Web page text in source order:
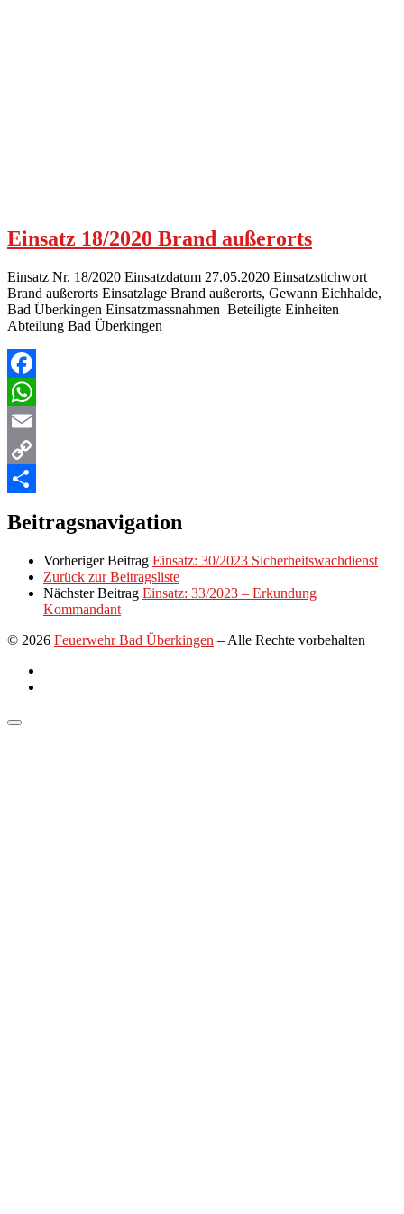
Einsatz 18/2020 Brand außerorts
Einsatz Nr. 18/2020 Einsatzdatum 27.05.2020 Einsatzstichwort
Brand außerorts Einsatzlage Brand außerorts, Gewann Eichhalde,
Bad Überkingen Einsatzmassnahmen Beteiligte Einheiten
Abteilung Bad Überkingen
Facebook
WhatsApp
Email
Copy
Beitragsnavigation
Vorheriger Beitrag Einsatz: 30/2023 Sicherheitswachdienst
Zurück zur Beitragsliste
Nächster Beitrag Einsatz: 33/2023 – Erkundung
Kommandant
© 2026 Feuerwehr Bad Überkingen – Alle Rechte vorbehalten